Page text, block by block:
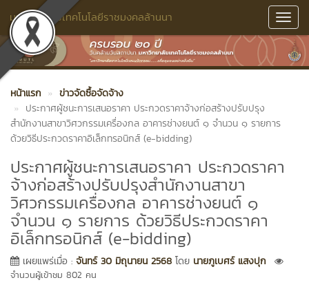
มหาวิทยาลัยเทคโนโลยีราชมงคลล้านนา
หน้าแรก
ข่าวจัดซื้อจัดจ้าง
ประกาศผู้ชนะการเสนอราคา ประกวดราคาจ้างก่อสร้างปรับปรุง
สำนักงานสาขาวิศวกรรมเครื่องกล อาคารช่างยนต์ ๑ จำนวน ๑ รายการ
ด้วยวิธีประกวดราคาอิเล็กทรอนิกส์ (e-bidding)
ประกาศผู้ชนะการเสนอราคา ประกวดราคา
จ้างก่อสร้างปรับปรุงสำนักงานสาขา
วิศวกรรมเครื่องกล อาคารช่างยนต์ ๑
จำนวน ๑ รายการ ด้วยวิธีประกวดราคา
อิเล็กทรอนิกส์ (e-bidding)
เผยแพร่เมื่อ : จันทร์ 30 มิถุนายน 2568 โดย นายภูเบศร์ แสงปุก
จำนวนผู้เข้าชม 802 คน